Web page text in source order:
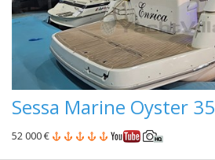
Sessa Marine Oyster 35
52 000 €